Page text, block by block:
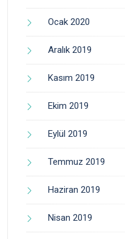
Ocak 2020
Aralık 2019
Kasım 2019
Ekim 2019
Eylül 2019
Temmuz 2019
Haziran 2019
Nisan 2019